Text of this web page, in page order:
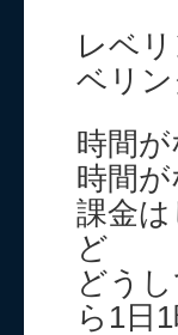
レベ
ベリ
時間
時間
課金
ど
どう
ら1日